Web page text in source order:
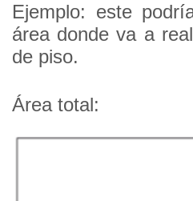
Ejemplo: este
área donde va a
de piso.
Área total: